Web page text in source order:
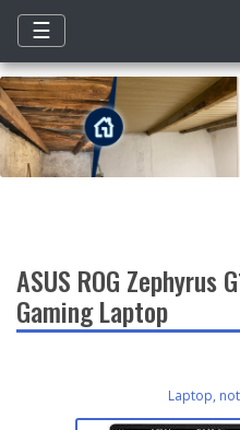
☰
ASUS ROG Zephyrus
Gaming Laptop
Laptop,